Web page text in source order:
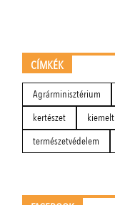
CÍMKÉK
Agrárminisztérium
kertészet
kiemelt
természetvédelem